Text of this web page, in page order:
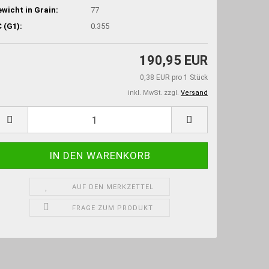
in Grain:
77
(G1):
0.355
190,95 EUR
0,38 EUR pro 1 Stück
inkl. MwSt. zzgl. Versand
AUF DEN MERKZETTEL
FRAGE ZUM PRODUKT